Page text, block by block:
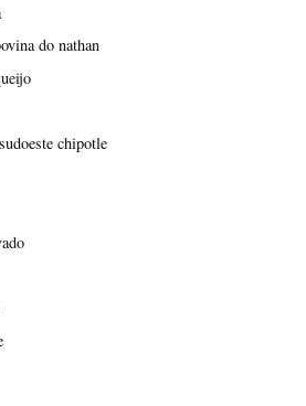
do nathan
chipotle